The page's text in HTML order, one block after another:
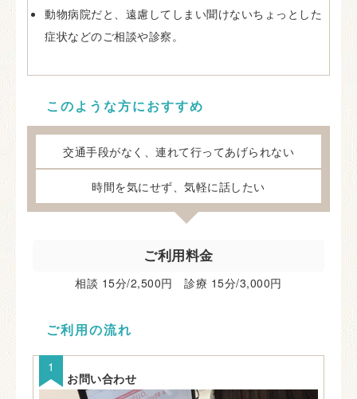
動物病院だと、遠慮してしまい聞けないちょっとした
症状などのご相談や診察。
このような方におすすめ
交通手段がなく、連れて行ってあげられない
時間を気にせず、気軽に話したい
ご利用料金
相談 15分/2,500円 診療 15分/3,000円
ご利用の流れ
お問い合わせ